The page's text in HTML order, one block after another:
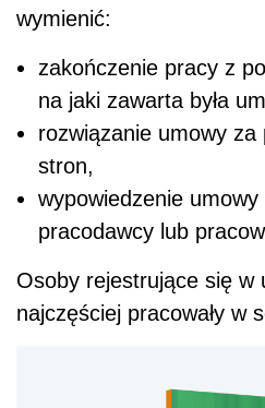
wymienić:
zakończenie pracy z
na jaki zawarta była
rozwiązanie umowy za
stron,
wypowiedzenie
pracodawcy lub
Osoby rejestrujące się w
najczęściej pracowały w